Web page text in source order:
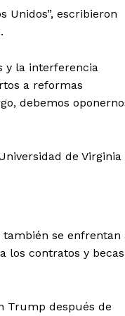
Unidos”, escribieron
y la interferencia
a reformas
debemos
de Virginia
se enfrentan
los contratos y becas
Trump después de